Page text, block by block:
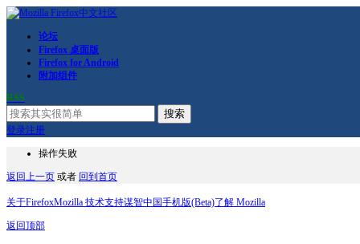
论坛
Firefox 桌面版
Firefox for Android
附加组件
RSS
搜索
登录注册
操作失败
返回上一页 或者 回到首页
关于FirefoxMozilla 技术支持谋智中国手机版(Beta)了解 Mozilla
返回顶部